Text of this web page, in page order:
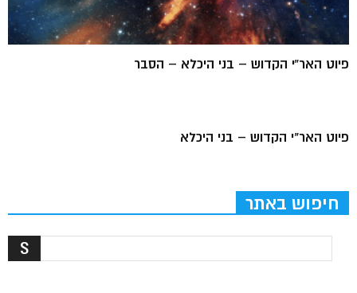
פיוט האר”י הקדוש – בני היכלא – הסבר
פיוט האר"י הקדוש – בני היכלא
חיפוש באתר